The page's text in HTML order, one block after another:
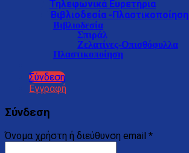
Τηλεφωνικά Ευρετήρια
Βιβλιοδεσία -Πλαστικοποίηση
Βιβλιοδεσία
Σπιράλ
Ζελατίνες-Οπισθόφυλλα
Πλαστικοποίηση
Σύνδεση
Εγγραφή
Σύνδεση
Όνομα χρήστη ή διεύθυνση email *